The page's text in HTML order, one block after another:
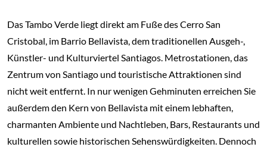
Das Tambo Verde liegt direkt am Fuße des Cerro San
Cristobal, im Barrio Bellavista, dem traditionellen Ausgeh-,
Künstler- und Kulturviertel Santiagos. Metrostationen, das
Zentrum von Santiago und touristische Attraktionen sind
nicht weit entfernt. In nur wenigen Gehminuten erreichen Sie
außerdem den Kern von Bellavista mit einem lebhaften,
charmanten Ambiente und Nachtleben, Bars, Restaurants und
kulturellen sowie historischen Sehenswürdigkeiten. Dennoch